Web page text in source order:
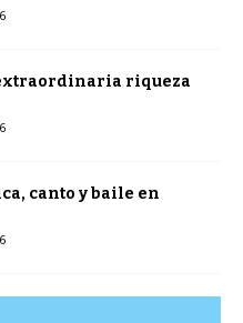
riqueza
canto y baile en